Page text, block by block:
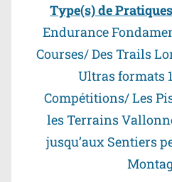
Type(s) de
Endurance
Courses/ Des Trails
Ultras formats
Compétitions/ Les
les Terrains
jusqu’aux Sentiers